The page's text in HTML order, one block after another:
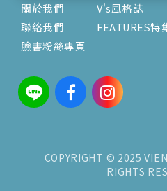
關於我們
聯絡我們
臉書粉絲專頁
V's風格誌
FEATURES特
COPYRIGHT © 2025
RIGHTS